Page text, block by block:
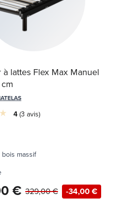
à lattes Flex Max Manuel
4 3 avis
bois massif
€ -34,00 €
329,00 €